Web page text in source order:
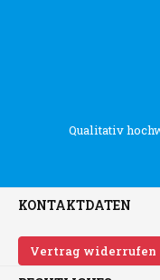
Qualitativ
KONTAKTDATEN
Vertrag widerrufen